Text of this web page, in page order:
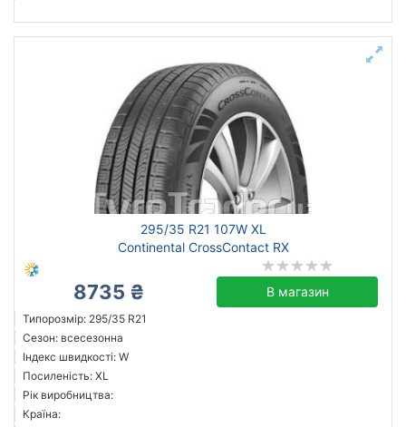
295/35 R21 107W XL
Continental CrossContact RX
8735 ₴ В магазин
Типорозмір: 295/35 R21
Сезон: всесезонна
Індекс швидкості: W
Посиленість: XL
Рік виробництва:
Країна: